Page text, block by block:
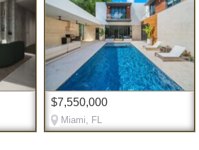
$7,550,000
Miami, FL